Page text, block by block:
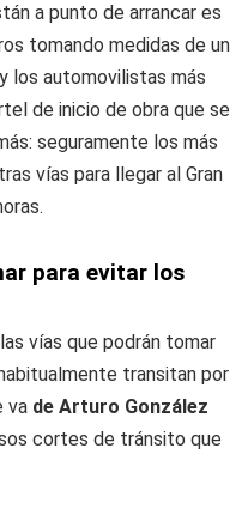
a punto de arrancar es
tomando medidas de un
los automovilistas más
de inicio de obra que se
seguramente los más
vías para llegar al Gran
para evitar los
vías que podrán tomar
transitan por
va de Arturo González
cortes de tránsito que